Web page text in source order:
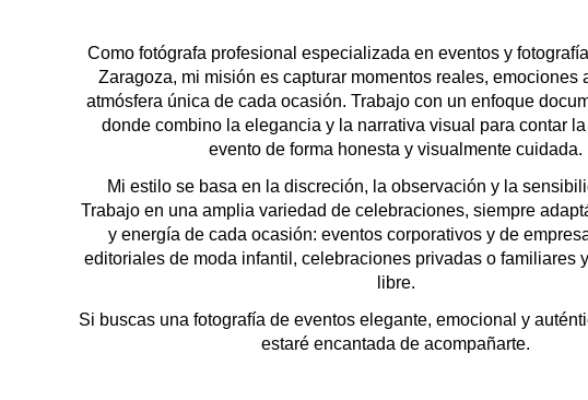
Como fotógrafa profesional especializada en eventos y
Zaragoza, mi misión es capturar momentos reales, emociones
atmósfera única de cada ocasión. Trabajo con un enfoque
donde combino la elegancia y la narrativa visual para contar
evento de forma honesta y visualmente cuidada.
Mi estilo se basa en la discreción, la observación y la
Trabajo en una amplia variedad de celebraciones, siempre
y energía de cada ocasión: eventos corporativos y de
editoriales de moda infantil, celebraciones privadas o familiares
libre.
Si buscas una fotografía de eventos elegante, emocional y
estaré encantada de acompañarte.